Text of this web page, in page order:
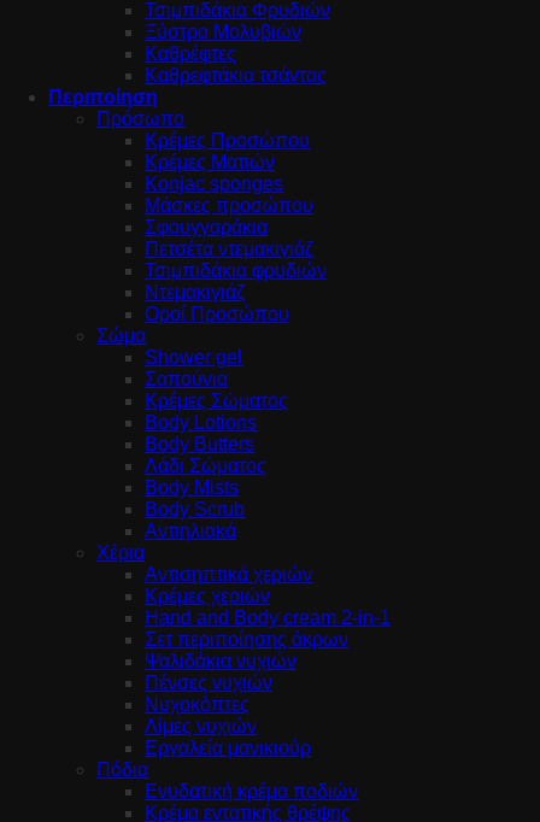
Τσιμπιδάκια Φρυδιών
Ξύστρα Μολυβιών
Καθρέφτες
Καθρεφτάκια τσάντας
Περιποίηση
Πρόσωπο
Κρέμες Προσώπου
Κρέμες Ματιών
Konjac sponges
Μάσκες προσώπου
Σφουγγαράκια
Πετσέτα ντεμακιγιάζ
Τσιμπιδάκια φρυδιών
Ντεμακιγιάζ
Οροί Προσώπου
Σώμα
Shower gel
Σαπούνια
Κρέμες Σώματος
Body Lotions
Body Butters
Λάδι Σώματος
Body Mists
Body Scrub
Αντιηλιακά
Χέρια
Αντισηπτικά χεριών
Κρέμες χεριών
Hand and Body cream 2-in-1
Σετ περιποίησης άκρων
Ψαλιδάκια νυχιών
Πένσες νυχιών
Νυχοκόπτες
Λίμες νυχιών
Εργαλεία μανικιούρ
Πόδια
Ενυδατική κρέμα ποδιών
Κρέμα εντατικής θρέψης